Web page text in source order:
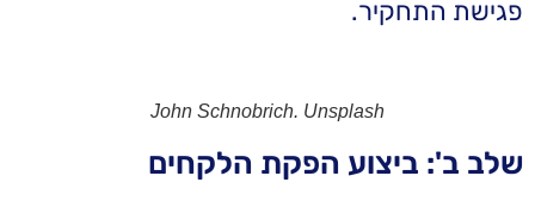
פגישת התחקיר.
John Schnobrich. Unsplash
שלב ב': ביצוע הפקת הלקחים